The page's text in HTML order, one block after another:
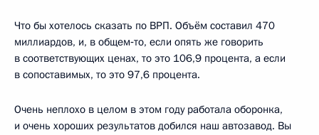
Что бы хотелось сказать по ВРП. Объём составил 470
миллиардов, и, в общем‑то, если опять же говорить
в соответствующих ценах, то это 106,9 процента, а если
в сопоставимых, то это 97,6 процента.
Очень неплохо в целом в этом году работала оборонка,
и очень хороших результатов добился наш автозавод. Вы